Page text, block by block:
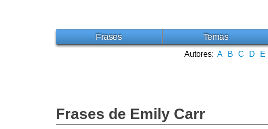
Frases Temas
Autores: A B C D E
Frases de Emily Carr